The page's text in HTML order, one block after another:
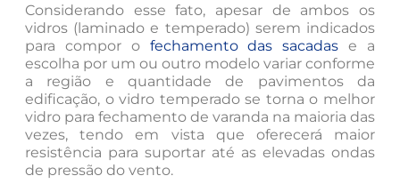
Considerando esse fato, apesar de ambos os
vidros (laminado e temperado) serem indicados
para compor o fechamento das sacadas e a
escolha por um ou outro modelo variar conforme
a região e quantidade de pavimentos da
edificação, o vidro temperado se torna o melhor
vidro para fechamento de varanda na maioria das
vezes, tendo em vista que oferecerá maior
resistência para suportar até as elevadas ondas
de pressão do vento.